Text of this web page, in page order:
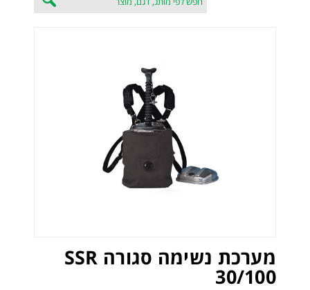
מערכת נשימה סגורה SSR
30/100